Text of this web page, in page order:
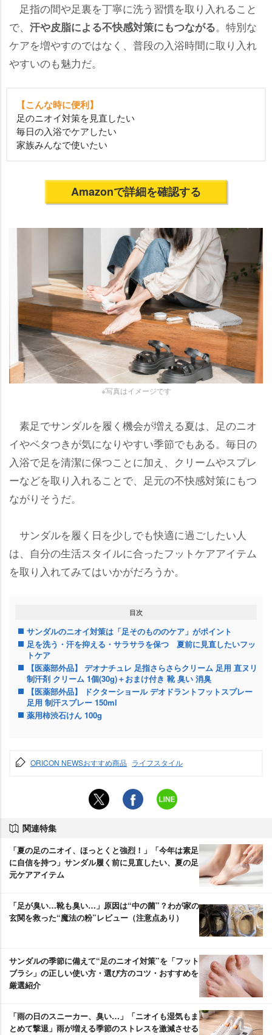
足指の間や足裏を丁寧に洗う習慣を取り入れること
で、 汗や皮脂による不快感対策にもつながる。特別な
ケアを増やすのではなく、普段の入浴時間に取り入れ
すいのも魅力だ。
【こんな時に便利】
足のニオイ対策を見直したい
毎日の入浴でケアしたい
家族みんなで使いたい
Amazonで詳細を確認する
※写真はイメージです
素足でサンダルを履く機会が増える夏は、足のニオ
イやベタつきが気になりやすい季節でもある。毎日の
入浴で足を清潔に保つことに加え、クリームやスプレ
ーなどを取り入れることで、足元の不快感対策にもつ
ながりそうだ。
サンダルを履く日を少しでも快適に過ごしたい人
は、自分の生活スタイルに合ったフットケアアイテム
を取り入れてみてはいかがだろうか。
目次
サンダルのニオイ対策は「足そのもののケア」がポイント
足を洗う・汗を抑える・サラサラを保つ 夏前に見直したいフッ
トケア
【医薬部外品】 デオナチュレ 足指さらさらクリーム 足用 直ヌリ
制汗剤 クリーム 1個(30g)＋おまけ付き 靴 臭い 消臭
【医薬部外品】 ドクターショール デオドラントフットスプレー
足用 制汗スプレー 150ml
薬用柿渋石けん 100g
ORICON NEWSおすすめ商品 ライフスタイル
関連特集
「夏の足のニオイ、ほっとくと強烈！」「今年は素足
に自信を持つ」サンダル履く前に見直したい、夏の足
元ケアアイテム
「足が臭い…靴も臭い…」原因は“中の菌”？わが家の
玄関を救った“魔法の粉”レビュー（注意点あり）
サンダルの季節に備えて“足のニオイ対策”を「フット
ブラシ」の正しい使い方・選び方のコツ・おすすめを
厳選紹介
「雨の日のスニーカー、臭い…」「ニオイも湿気もま
とめて撃退」雨が増える季節のストレスを激減させる